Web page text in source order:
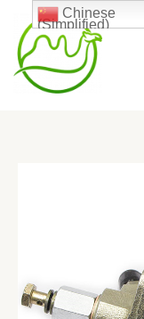
Chinese
(Simplified)